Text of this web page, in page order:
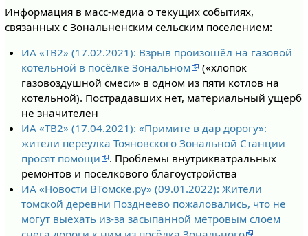
Информация в масс-медиа о текущих событиях,
связанных с Зональненским сельским поселением:
ИА «ТВ2» (17.02.2021): Взрыв произошёл на газовой
котельной в посёлке Зональном
(«хлопок
газовоздушной смеси» в одном из пяти котлов на
котельной). Пострадавших нет, материальный ущерб
не значителен
ИА «ТВ2» (17.04.2021): «Примите в дар дорогу»:
жители переулка Тояновского Зональной Станции
просят помощи
. Проблемы внутрикватральных
ремонтов и поселкового благоустройства
ИА «Новости ВТомске.ру» (09.01.2022): Жители
томской деревни Позднеево пожаловались, что не
могут выехать из-за засыпанной метровым слоем